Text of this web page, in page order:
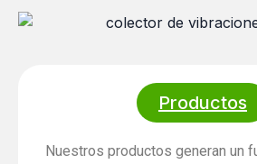
Productos
Nuestros productos generan un